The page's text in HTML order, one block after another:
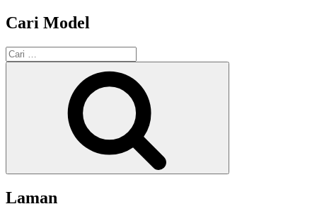
Cari Model
Pencarian
untuk:
Laman